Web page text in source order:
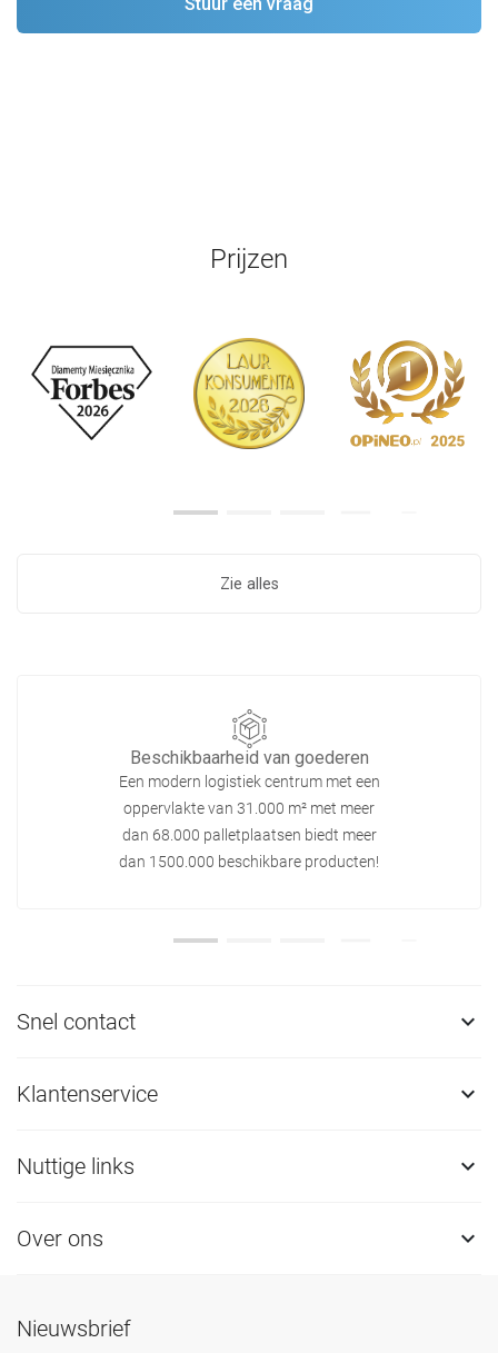
Prijzen
Zie alles
Beschikbaarheid van goederen
Een modern logistiek centrum met een
oppervlakte van 31.000 m² met meer
dan 68.000 palletplaatsen biedt meer
dan 1500.000 beschikbare producten!
Snel contact 
Klantenservice 
Nuttige links 
Over ons 
Nieuwsbrief